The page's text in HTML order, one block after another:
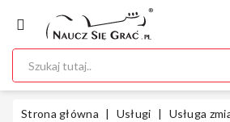
KATEGORIA
Ukulele
Strona główna Usługi Usługa